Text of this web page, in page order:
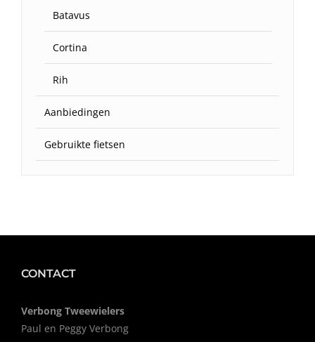
Batavus
Cortina
Rih
Aanbiedingen
Gebruikte fietsen
CONTACT
Verbong Tweewielers
Paul en Peggy Verbong